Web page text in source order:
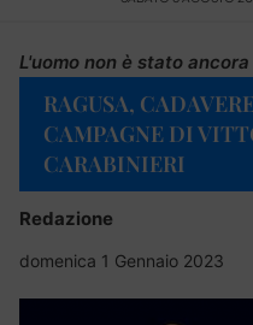
L'uomo non è stato
RAGUSA,
CAMPAGNE DI
CARABINIERI
Redazione
domenica 1 Gennaio 2023